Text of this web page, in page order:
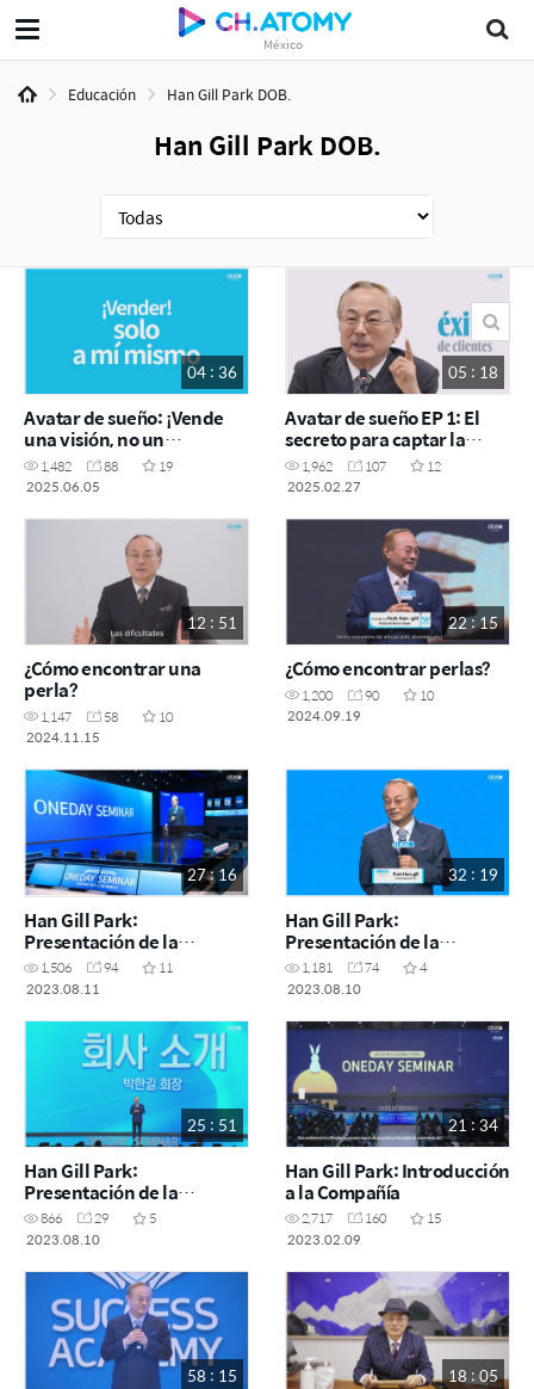
México
Educación Han Gill Park DOB.
Han Gill Park DOB.
04 : 36
Avatar de sueño: ¡Vende
una visión, no un
producto!
1,482 88
19
2025.06.05
05 : 18
Avatar de sueño EP 1: El
secreto para captar la
atención: piensa en
grande
1,962 107
12
2025.02.27
12 : 51
¿Cómo encontrar una
perla?
1,147 58
10
2024.11.15
22 : 15
¿Cómo encontrar perlas?
1,200 90
10
2024.09.19
27 : 16
Han Gill Park:
Presentación de la
Compañía
1,506 94
11
2023.08.11
32 : 19
Han Gill Park:
Presentación de la
Compañía
1,181 74
4
2023.08.10
25 : 51
Han Gill Park:
Presentación de la
Compañía
866 29
5
2023.08.10
21 : 34
Han Gill Park: Introducción
a la Compañía
2,717 160
15
2023.02.09
58 : 15 18 : 05